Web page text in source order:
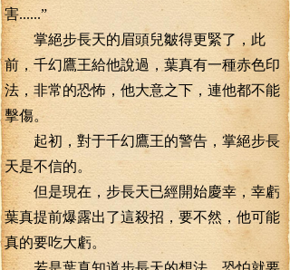
害......”
掌絕步長天的眉頭兒皺得更緊了，此
前，千幻鷹王給他說過，葉真有一種赤色印
法，非常的恐怖，他大意之下，連他都不能
擊傷。
起初，對于千幻鷹王的警告，掌絕步長
天是不信的。
但是現在，步長天已經開始慶幸，幸虧
葉真提前爆露出了這殺招，要不然，他可能
真的要吃大虧。